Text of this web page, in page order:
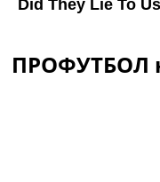
ПРОФУТБОЛ